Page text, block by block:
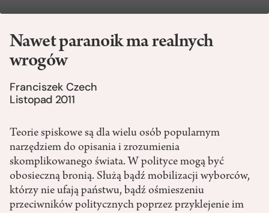
Nawet paranoik ma realnych
wrogów
Franciszek Czech
Listopad 2011
Teorie spiskowe są dla wielu osób popularnym
narzędziem do opisania i zrozumienia
skomplikowanego świata. W polityce mogą być
obosieczną bronią. Służą bądź mobilizacji wyborców,
którzy nie ufają państwu, bądź ośmieszeniu
przeciwników politycznych poprzez przyklejenie im